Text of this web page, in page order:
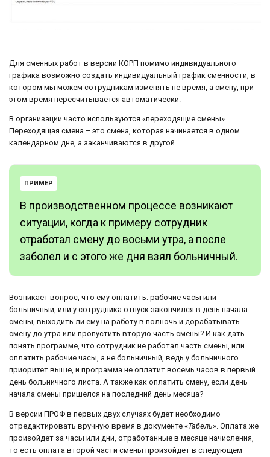
Для сменных работ в версии КОРП помимо индивидуального
графика возможно создать индивидуальный график сменности, в
котором мы можем сотрудникам изменять не время, а смену, при
этом время пересчитывается автоматически.
В организации часто используются «переходящие смены».
Переходящая смена – это смена, которая начинается в одном
календарном дне, а заканчиваются в другой.
ПРИМЕР
В производственном процессе возникают
ситуации, когда к примеру сотрудник
отработал смену до восьми утра, а после
заболел и с этого же дня взял больничный.
Возникает вопрос, что ему оплатить: рабочие часы или
больничный, или у сотрудника отпуск закончился в день начала
смены, выходить ли ему на работу в полночь и дорабатывать
смену до утра или пропустить вторую часть смены? И как дать
понять программе, что сотрудник не работал часть смены, или
оплатить рабочие часы, а не больничный, ведь у больничного
приоритет выше, и программа не оплатит восемь часов в первый
день больничного листа. А также как оплатить смену, если день
начала смены пришелся на последний день месяца?
В версии ПРОФ в первых двух случаях будет необходимо
отредактировать вручную время в документе «Табель». Оплата же
произойдет за часы или дни, отработанные в месяце начисления,
то есть оплата второй части смены произойдет в следующем